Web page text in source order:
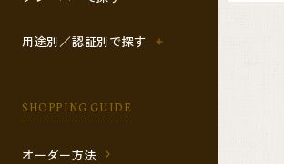
用途別／認証別で探す
SHOPPING GUIDE
オーダー方法